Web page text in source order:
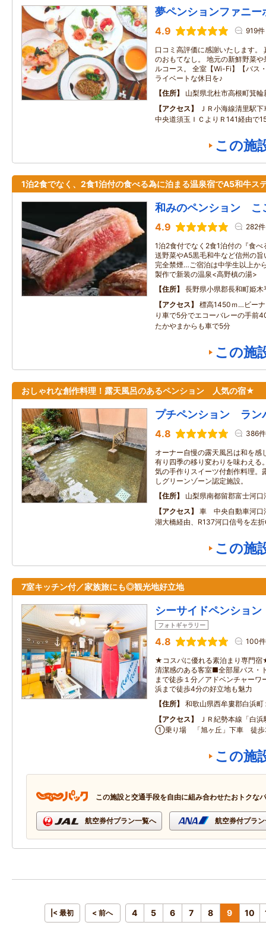
夢ペンションファニー
4.9 919件
口コミ高評価に感謝いたします。
のおもてなし。 地元の新鮮野菜
ルコース。 全室【Wi-Fi】【バス
ライベートな休日を♪
住所
山梨県北杜市高根町箕輪
アクセス
ＪＲ小海線清里駅
中央道須玉ＩＣよりＲ141経由で
この施
1泊2食でなく、2食1泊付の食べる為に泊まる温泉宿でA5和牛ス
和みのペンション こ
4.9 282件
1泊2食付でなく2食1泊付の『食
送野菜やA5黒毛和牛など信州の
完全禁煙…ご宿泊は中学生以上か
製作で新装の温泉<高野槙の湯>
住所
長野県小県郡長和町姫木
アクセス
標高1450ｍ…ビー
り車で5分でエコーバレーの手前
たかやまからも車で5分
この施
おしゃれな創作料理！露天風呂のあるペンション 人気の宿★
プチペンション ラン
4.8 386件
オーナー自慢の露天風呂は和を感
有り四季の移り変わりを味わえる
気の手作りスイーツ付創作料理。
しグリーンゾーン認定施設。
住所
山梨県南都留郡富士河
アクセス
車 中央自動車河口
湖大橋経由、R137河口信号を左
この施
7室キッチン付／家族旅にも◎観光地好立地
シーサイドペンション
フォトギャラリー
4.8 100件
★コスパに優れる素泊まり専門
清潔感のある客室■全部屋バス・
まで徒歩１分／アドベンチャーワ
浜まで徒歩4分の好立地も魅力
住所
和歌山県西牟婁郡白浜
アクセス
ＪＲ紀勢本線「白
①乗り場 「旭ヶ丘」下車 徒歩
この施
この施設と交通手段を自由に組み合わせたおトクな
航空券付プラン一覧へ 航空券付プラ
|< 最初 < 前へ 4 5 6 7 8 9 10